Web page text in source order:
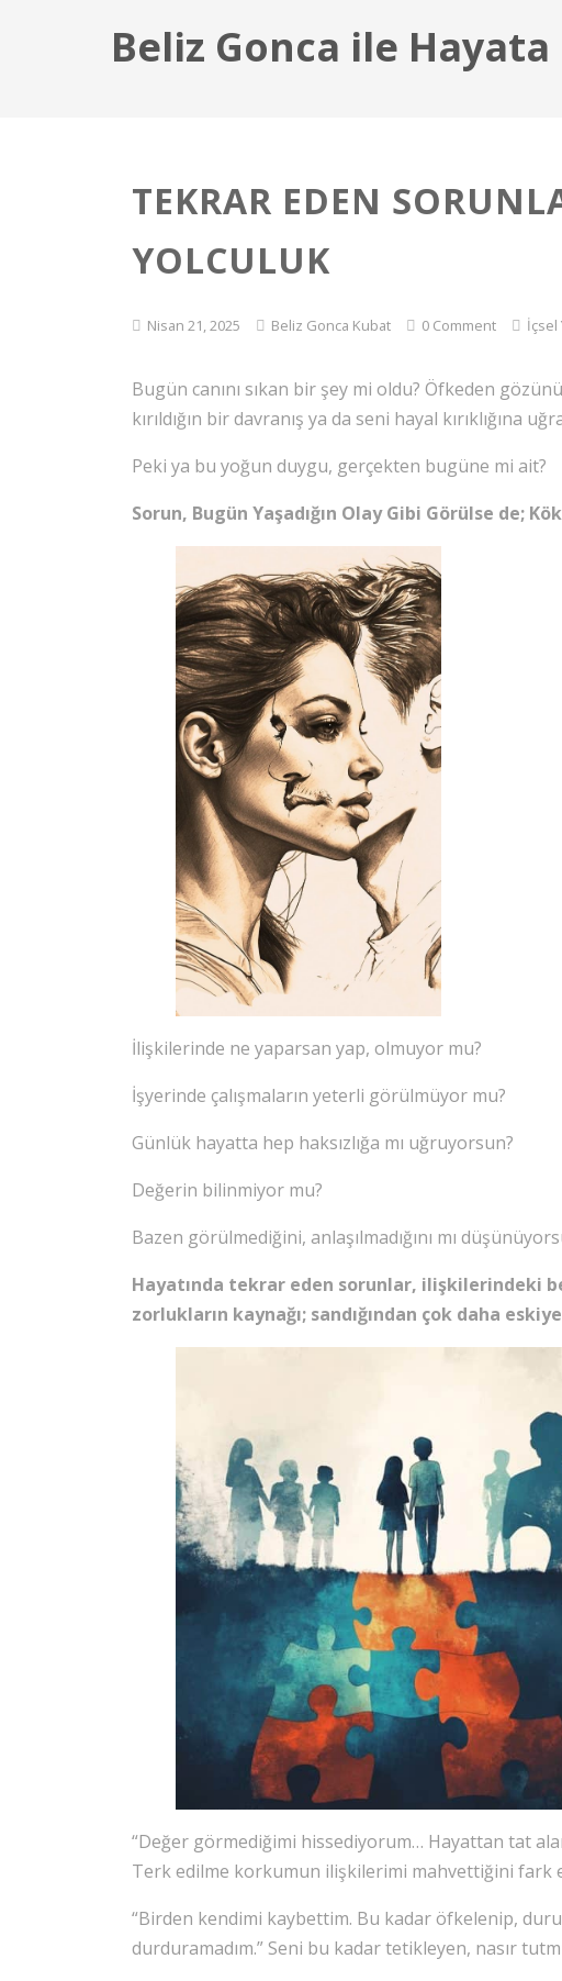
Beliz Gonca ile Hayata
TEKRAR EDEN
YOLCULUK
Nisan 21, 2025 Beliz Gonca Kubat 0 Comment İçsel
Bugün canını sıkan bir şey mi oldu? Öfkeden
kırıldığın bir davranış ya da seni hayal kırıklığına
Peki ya bu yoğun duygu, gerçekten bugüne mi ait?
Sorun, Bugün Yaşadığın Olay Gibi Görülse de;
İlişkilerinde ne yaparsan yap, olmuyor mu?
İşyerinde çalışmaların yeterli görülmüyor mu?
Günlük hayatta hep haksızlığa mı uğruyorsun?
Değerin bilinmiyor mu?
Bazen görülmediğini, anlaşılmadığını mı
Hayatında tekrar eden sorunlar, ilişkilerindeki
zorlukların kaynağı; sandığından çok daha
“Değer görmediğimi hissediyorum… Hayattan tat
Terk edilme korkumun ilişkilerimi mahvettiğini fark
“Birden kendimi kaybettim. Bu kadar öfkelenip,
durduramadım.” Seni bu kadar tetikleyen, nasır